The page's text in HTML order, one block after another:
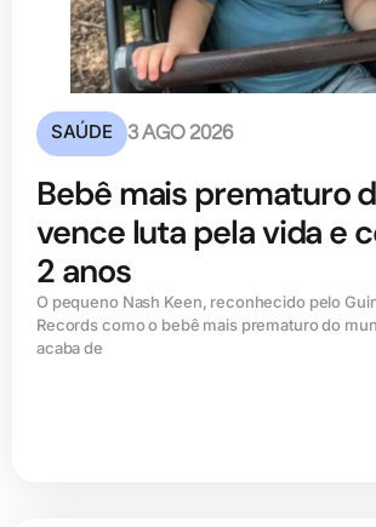
SAÚDE 3 AGO 2026
Bebê mais prematuro
vence luta pela vida e
2 anos
O pequeno Nash Keen, reconhecido pelo
Records como o bebê mais prematuro do
acaba de